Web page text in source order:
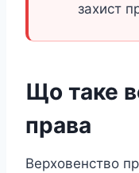
захист
Що таке
права
Верховенство